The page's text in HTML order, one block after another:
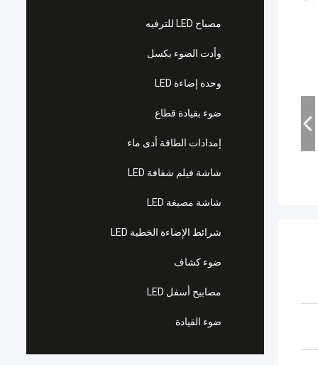
مصباح LED للترفيه
وأدت الضوء بكسل
وحدة إضاءة LED
ضوء بقيادة قطاع
إمدادات الطاقة أدى ماء
شاشة فيلم شفافة LED
شاشة مصبغة LED
شرائط الإضاءة الخطية LED
ضوء كشاف
مصابيح أسفل LED
ضوء القيادة